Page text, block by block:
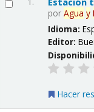
porAgua y
Idioma:
Editor:
Hacer